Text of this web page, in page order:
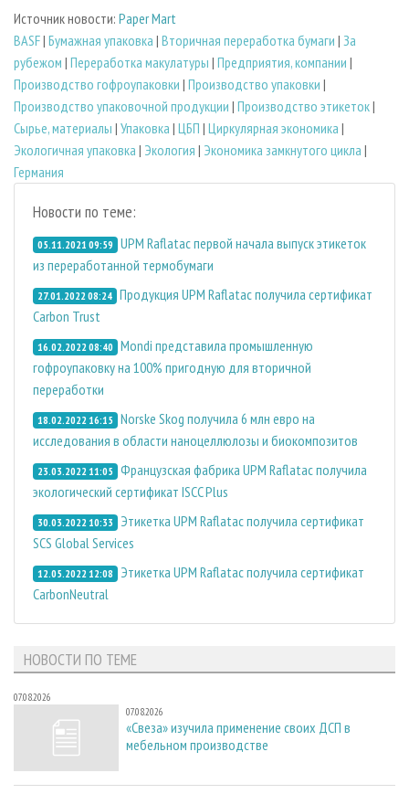
Источник новости: Paper Mart
BASF| Бумажная упаковка | Вторичная переработка бумаги | За
рубежом | Переработка макулатуры | Предприятия, компании |
Производство гофроупаковки | Производство упаковки |
Производство упаковочной продукции | Производство этикеток|
Сырье, материалы | Упаковка | ЦБП | Циркулярная экономика |
Экологичная упаковка | Экология | Экономика замкнутого цикла |
Германия
Новости по теме:
05.11.2021 09:59 UPM Raflatac первой начала выпуск этикеток
из переработанной термобумаги
27.01.2022 08:24 Продукция UPM Raflatac получила сертификат
Carbon Trust
16.02.2022 08:40 Mondi представила промышленную
гофроупаковку на 100% пригодную для вторичной
переработки
18.02.2022 16:15 Norske Skog получила 6 млн евро на
исследования в области наноцеллюлозы и биокомпозитов
23.03.2022 11:05 Французская фабрика UPM Raflatac получила
экологический сертификат ISCC Plus
30.03.2022 10:33
Этикетка UPM Raflatac получила сертификат
SCS Global Services
12.05.2022 12:08
Этикетка UPM Raflatac получила сертификат
CarbonNeutral
НОВОСТИ ПО ТЕМЕ
07.08.2026
07.08.2026
«Свеза» изучила применение своих ДСП в
мебельном производстве